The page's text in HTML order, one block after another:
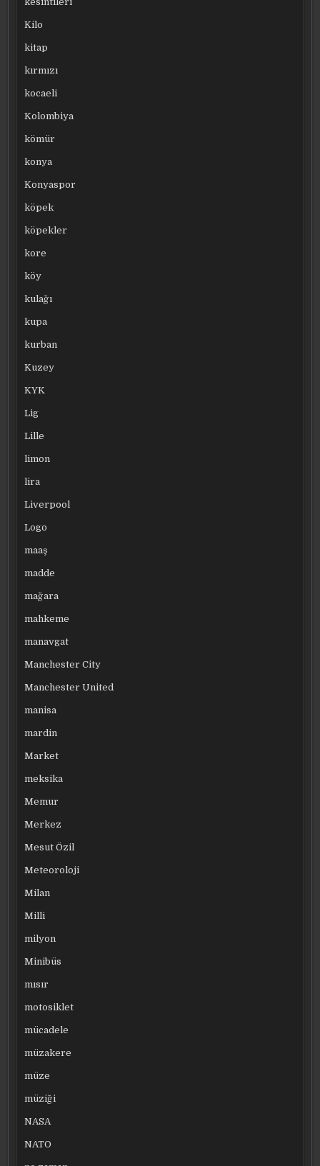
Kilo
kitap
kırmızı
kocaeli
Kolombiya
kömür
konya
Konyaspor
köpek
köpekler
kore
köy
kulağı
kupa
kurban
Kuzey
KYK
Lig
Lille
limon
lira
Liverpool
Logo
maaş
madde
mağara
mahkeme
manavgat
Manchester City
Manchester United
manisa
mardin
Market
meksika
Memur
Merkez
Mesut Özil
Meteoroloji
Milan
Milli
milyon
Minibüs
mısır
motosiklet
mücadele
müzakere
müze
müziği
NASA
NATO